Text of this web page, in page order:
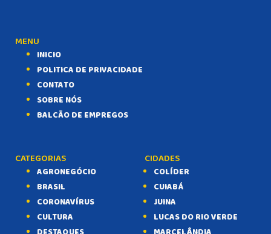
MENU
INICIO
POLITICA DE PRIVACIDADE
CONTATO
SOBRE NÓS
BALCÃO DE EMPREGOS
CATEGORIAS
AGRONEGÓCIO
BRASIL
CORONAVÍRUS
CULTURA
CIDADES
COLÍDER
CUIABÁ
JUINA
LUCAS DO RIO VERDE